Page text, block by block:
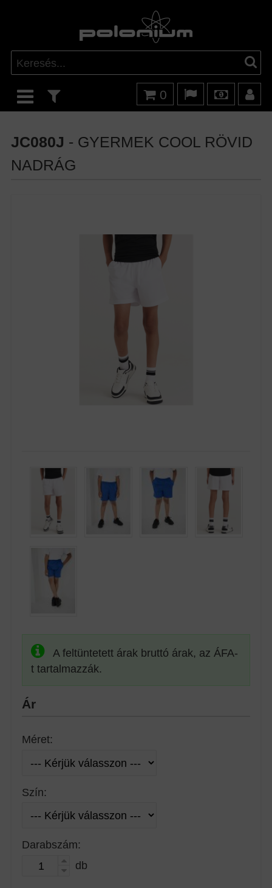
0
JC080J - GYERMEK COOL RÖVID
NADRÁG
A feltüntetett árak bruttó árak, az ÁFA-
t tartalmazzák.
Ár
Méret:
Szín:
Darabszám:
db